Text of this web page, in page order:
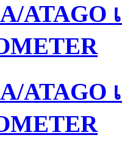
ATAGO
ATAGO